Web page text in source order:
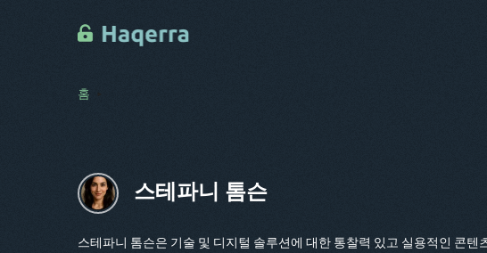
홈
스테파니 톰슨
스테파니 톰슨은 기술 및 디지털 솔루션에 대한 통찰력 있고 실용적인 콘